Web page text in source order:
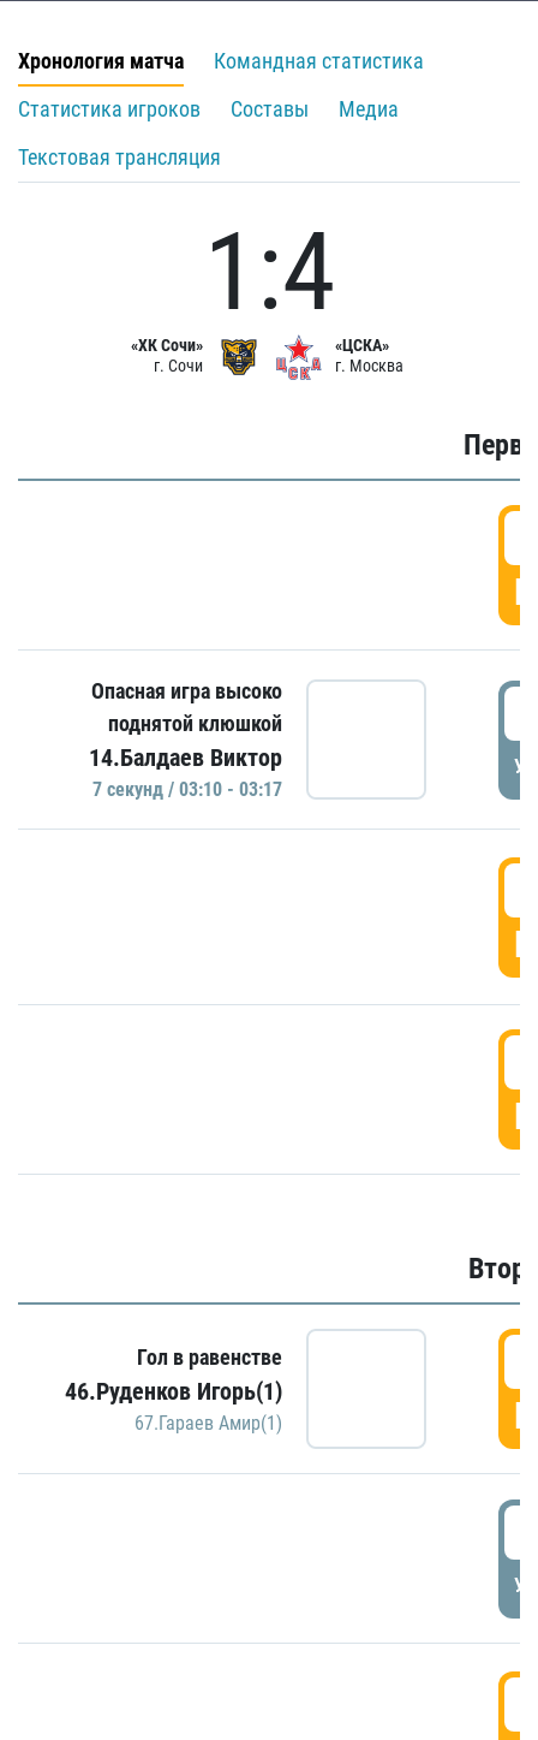
Хронология матча
Командная статистика
Статистика игроков
Составы
Медиа
Текстовая трансляция
«ХК Сочи»
г. Сочи
1:4
«ЦСКА»
г. Москва
Опасная игра высоко
поднятой клюшкой
14.Балдаев Виктор
7 секунд / 03:10 - 03:17
Гол в равенстве
46.Руденков Игорь(1)
67.Гараев Амир(1)